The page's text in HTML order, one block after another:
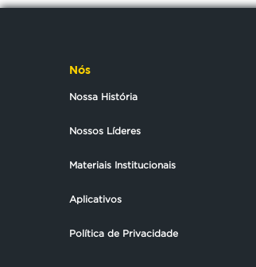
Nós
Nossa História
Nossos Líderes
Materiais Institucionais
Aplicativos
Política de Privacidade